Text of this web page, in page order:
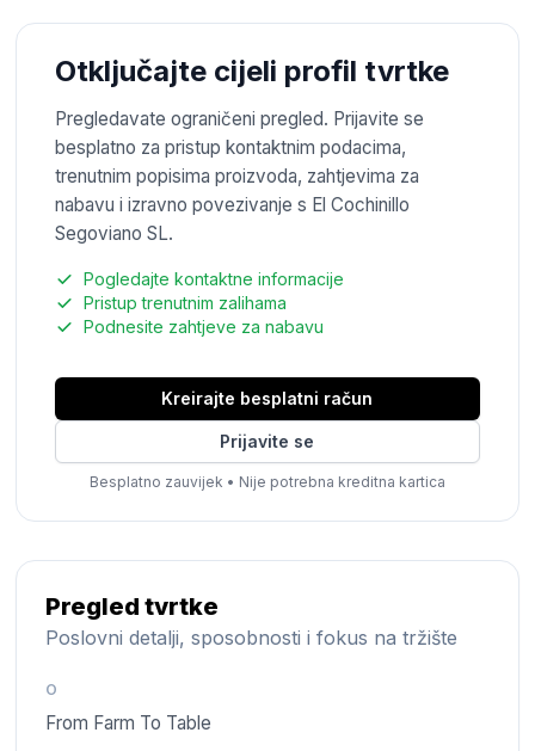
Otključajte cijeli profil tvrtke
Pregledavate ograničeni pregled. Prijavite se
besplatno za pristup kontaktnim podacima,
trenutnim popisima proizvoda, zahtjevima za
nabavu i izravno povezivanje s El Cochinillo
Segoviano SL.
Pogledajte kontaktne informacije
Pristup trenutnim zalihama
Podnesite zahtjeve za nabavu
Kreirajte besplatni račun
Prijavite se
Besplatno zauvijek • Nije potrebna kreditna kartica
Pregled tvrtke
Poslovni detalji, sposobnosti i fokus na tržište
O
From Farm To Table